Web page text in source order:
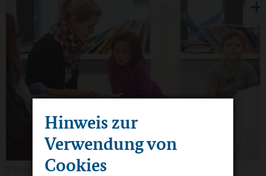
Hinweis zur
Verwendung von
Cookies
Britta Hüning